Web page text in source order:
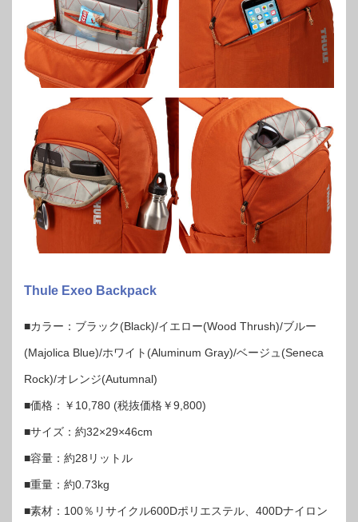
Thule Exeo Backpack
■カラー：ブラック(Black)/イエロー(Wood Thrush)/ブルー
(Majolica Blue)/ホワイト(Aluminum Gray)/ベージュ(Seneca
Rock)/オレンジ(Autumnal)
■価格：￥10,780 (税抜価格￥9,800)
■サイズ：約32×29×46cm
■容量：約28リットル
■重量：約0.73kg
■素材：100％リサイクル600Dポリエステル、400Dナイロン